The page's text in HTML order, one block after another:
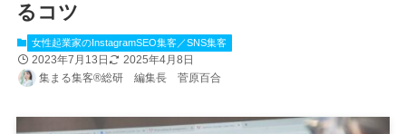
るコツ
女性起業家のInstagramSEO集客／SNS集客
2023年7月13日
2025年4月8日
集まる集客®総研 編集長 菅原百合